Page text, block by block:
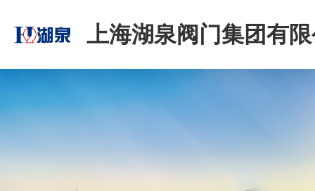
上海湖泉阀门集团有